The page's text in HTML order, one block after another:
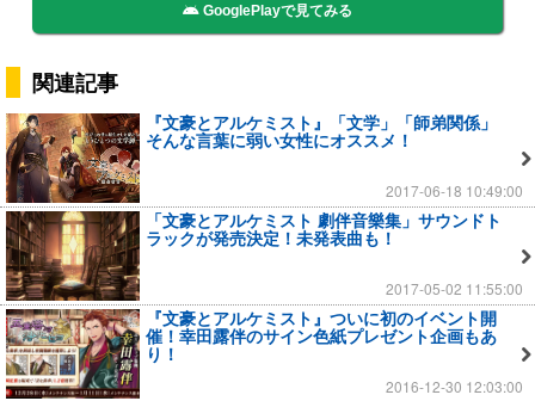
GooglePlayで見てみる
関連記事
『文豪とアルケミスト』「文学」「師弟関係」
そんな言葉に弱い女性にオススメ！
2017-06-18 10:49:00
「文豪とアルケミスト 劇伴音樂集」サウンドト
ラックが発売決定！未発表曲も！
2017-05-02 11:55:00
『文豪とアルケミスト』ついに初のイベント開
催！幸田露伴のサイン色紙プレゼント企画もあ
り！
2016-12-30 12:03:00